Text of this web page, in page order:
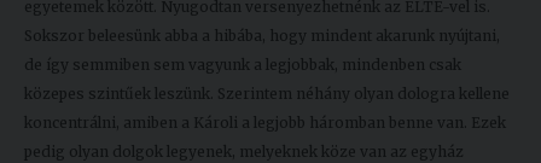
egyetemek között. Nyugodtan versenyezhetnénk az ELTE-vel is.
Sokszor beleesünk abba a hibába, hogy mindent akarunk nyújtani,
de így semmiben sem vagyunk a legjobbak, mindenben csak
közepes szintűek leszünk. Szerintem néhány olyan dologra kellene
koncentrálni, amiben a Károli a legjobb háromban benne van. Ezek
pedig olyan dolgok legyenek, melyeknek köze van az egyház